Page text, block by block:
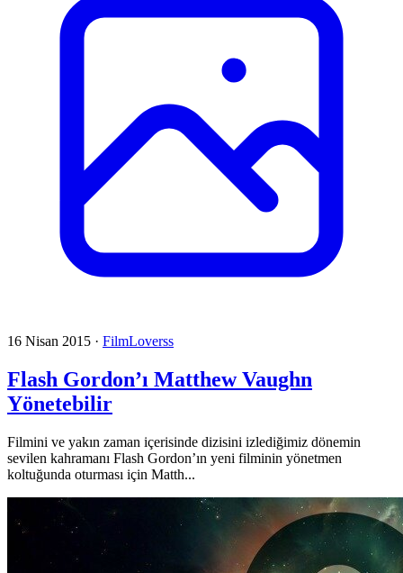
16 Nisan 2015 · FilmLoverss
Flash Gordon’ı Matthew Vaughn
Yönetebilir
Filmini ve yakın zaman içerisinde dizisini izlediğimiz dönemin
sevilen kahramanı Flash Gordon’ın yeni filminin yönetmen
koltuğunda oturması için Matth...